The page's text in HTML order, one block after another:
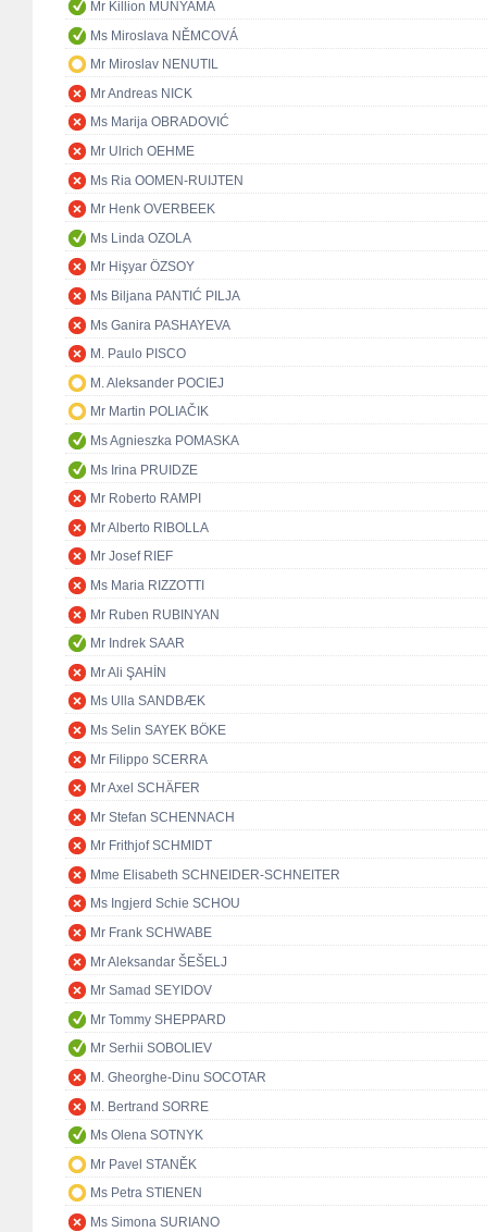
Mr Killion MUNYAMA
Ms Miroslava NĚMCOVÁ
Mr Miroslav NENUTIL
Mr Andreas NICK
Ms Marija OBRADOVIĆ
Mr Ulrich OEHME
Ms Ria OOMEN-RUIJTEN
Mr Henk OVERBEEK
Ms Linda OZOLA
Mr Hişyar ÖZSOY
Ms Biljana PANTIĆ PILJA
Ms Ganira PASHAYEVA
M. Paulo PISCO
M. Aleksander POCIEJ
Mr Martin POLIAČIK
Ms Agnieszka POMASKA
Ms Irina PRUIDZE
Mr Roberto RAMPI
Mr Alberto RIBOLLA
Mr Josef RIEF
Ms Maria RIZZOTTI
Mr Ruben RUBINYAN
Mr Indrek SAAR
Mr Ali ŞAHİN
Ms Ulla SANDBÆK
Ms Selin SAYEK BÖKE
Mr Filippo SCERRA
Mr Axel SCHÄFER
Mr Stefan SCHENNACH
Mr Frithjof SCHMIDT
Mme Elisabeth SCHNEIDER-SCHNEITER
Ms Ingjerd Schie SCHOU
Mr Frank SCHWABE
Mr Aleksandar ŠEŠELJ
Mr Samad SEYIDOV
Mr Tommy SHEPPARD
Mr Serhii SOBOLIEV
M. Gheorghe-Dinu SOCOTAR
M. Bertrand SORRE
Ms Olena SOTNYK
Mr Pavel STANĚK
Ms Petra STIENEN
Ms Simona SURIANO